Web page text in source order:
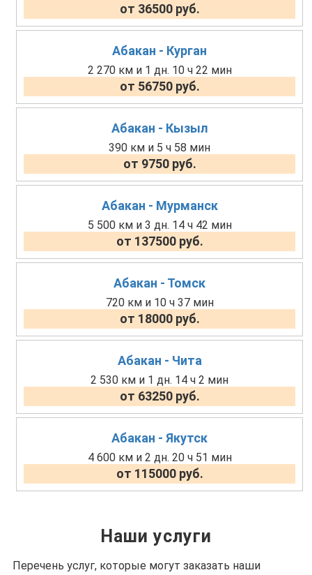
от 36500 руб.
Абакан - Курган
2 270 км и 1 дн. 10 ч 22 мин
от 56750 руб.
Абакан - Кызыл
390 км и 5 ч 58 мин
от 9750 руб.
Абакан - Мурманск
5 500 км и 3 дн. 14 ч 42 мин
от 137500 руб.
Абакан - Томск
720 км и 10 ч 37 мин
от 18000 руб.
Абакан - Чита
2 530 км и 1 дн. 14 ч 2 мин
от 63250 руб.
Абакан - Якутск
4 600 км и 2 дн. 20 ч 51 мин
от 115000 руб.
Наши услуги
Перечень услуг, которые могут заказать наши